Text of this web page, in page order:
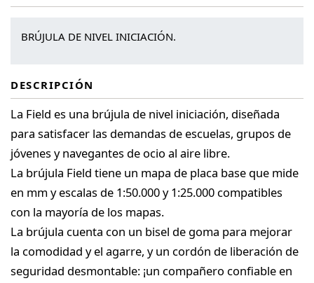
BRÚJULA DE NIVEL INICIACIÓN.
DESCRIPCIÓN
La Field es una brújula de nivel iniciación, diseñada
para satisfacer las demandas de escuelas, grupos de
jóvenes y navegantes de ocio al aire libre.
La brújula Field tiene un mapa de placa base que mide
en mm y escalas de 1:50.000 y 1:25.000 compatibles
con la mayoría de los mapas.
La brújula cuenta con un bisel de goma para mejorar
la comodidad y el agarre, y un cordón de liberación de
seguridad desmontable: ¡un compañero confiable en